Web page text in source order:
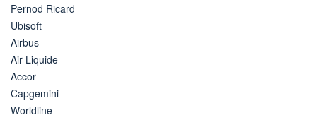
Pernod Ricard
Ubisoft
Airbus
Air Liquide
Accor
Capgemini
Worldline